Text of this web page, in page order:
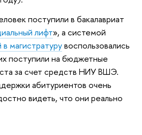
поступили в бакалавриат
лифт», а системой
магистратурувоспользовались
поступили на бюджетные
за счет средств НИУ ВШЭ.
абитуриентов очень
видеть, что они реально